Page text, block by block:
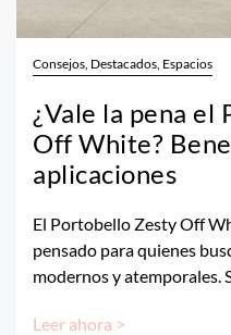
Consejos, Destacados, Espacios
¿Vale la pena
Off White?
aplicaciones
El Portobello Zesty Off
pensado para quienes
modernos y atemporales.
Leer ahora >